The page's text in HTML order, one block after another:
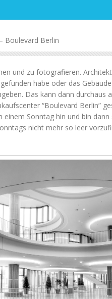
Boulevard Berlin
und zu fotografieren.
habe oder das
Das kann dann durchaus
“Boulevard Berlin”
Sonntag hin und bin
nicht mehr so leer